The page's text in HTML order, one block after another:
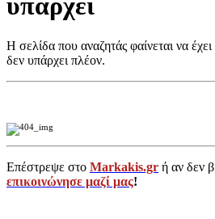
υπάρχει
Η σελίδα που αναζητάς φαίνεται να
δεν υπάρχει πλέον.
Επέστρεψε στο Markakis.gr ή αν δεν
επικοινώνησε μαζί μας!